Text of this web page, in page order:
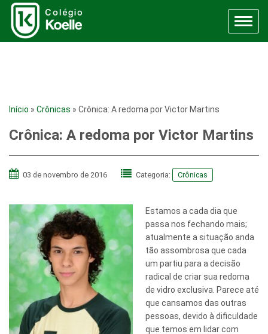
Menu
Início » Crônicas » Crônica: A redoma por Victor Martins
Crônica: A redoma por Victor Martins
03 de novembro de 2016 Categoria: Crônicas
Estamos a cada dia que
passa nos fechando mais;
atualmente a situação anda
tão assombrosa que cada
um partiu para a decisão
radical de criar sua redoma
de vidro exclusiva. Parece até
que cansamos das outras
pessoas, devido à dificuldade
que temos em lidar com